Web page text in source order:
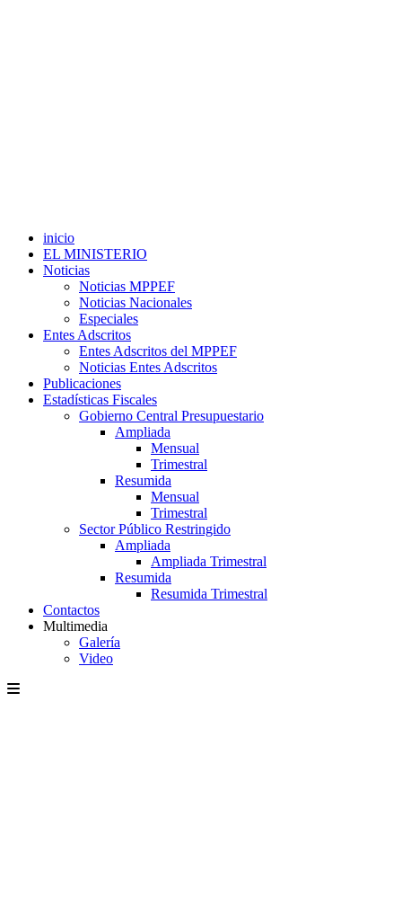
inicio
EL MINISTERIO
Noticias
Noticias MPPEF
Noticias Nacionales
Especiales
Entes Adscritos
Entes Adscritos del MPPEF
Noticias Entes Adscritos
Publicaciones
Estadísticas Fiscales
Gobierno Central Presupuestario
Ampliada
Mensual
Trimestral
Resumida
Mensual
Trimestral
Sector Público Restringido
Ampliada
Ampliada Trimestral
Resumida
Resumida Trimestral
Contactos
Multimedia
Galería
Video